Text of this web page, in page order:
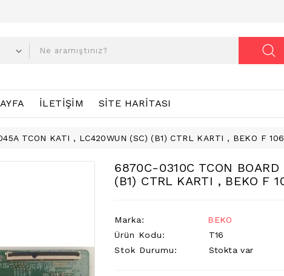
İLETIŞIM SITE HARITASI
TCON KATI , LC420WUN (SC) (B1) CTRL KARTI , BEKO F
6870C-0310C TCON
(B1) CTRL KARTI , BEKO F
Marka:
BEKO
Ürün Kodu:
T16
Stok Durumu:
Stokta var